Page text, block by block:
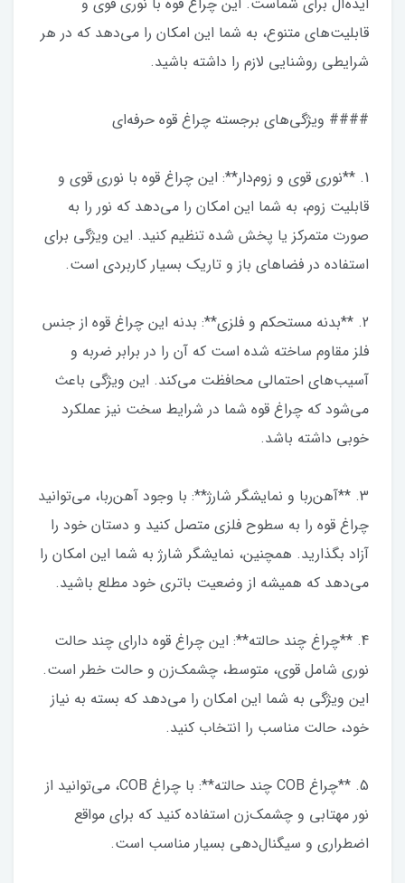
قابلیت‌های متنوع، به شما این امکان را می‌دهد که در هر
شرایطی روشنایی لازم را داشته باشید.
#### ویژگی‌های برجسته چراغ قوه حرفه‌ای
1. **نوری قوی و زوم‌دار**: این چراغ قوه با نوری قوی و
قابلیت زوم، به شما این امکان را می‌دهد که نور را به
صورت متمرکز یا پخش شده تنظیم کنید. این ویژگی برای
استفاده در فضاهای باز و تاریک بسیار کاربردی است.
2. **بدنه مستحکم و فلزی**: بدنه این چراغ قوه از جنس
فلز مقاوم ساخته شده است که آن را در برابر ضربه و
آسیب‌های احتمالی محافظت می‌کند. این ویژگی باعث
می‌شود که چراغ قوه شما در شرایط سخت نیز عملکرد
خوبی داشته باشد.
3. **آهن‌ربا و نمایشگر شارژ**: با وجود آهن‌ربا، می‌توانید
چراغ قوه را به سطوح فلزی متصل کنید و دستان خود را
آزاد بگذارید. همچنین، نمایشگر شارژ به شما این امکان را
می‌دهد که همیشه از وضعیت باتری خود مطلع باشید.
4. **چراغ چند حالته**: این چراغ قوه دارای چند حالت
نوری شامل قوی، متوسط، چشمک‌زن و حالت خطر است.
این ویژگی به شما این امکان را می‌دهد که بسته به نیاز
خود، حالت مناسب را انتخاب کنید.
5. **چراغ COB چند حالته**: با چراغ COB، می‌توانید از
نور مهتابی و چشمک‌زن استفاده کنید که برای مواقع
اضطراری و سیگنال‌دهی بسیار مناسب است.